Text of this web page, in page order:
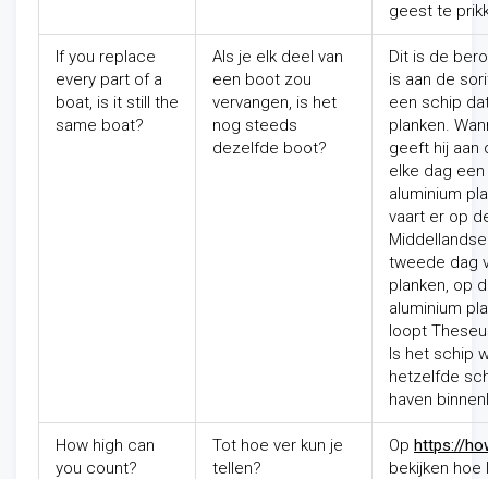
geest te
If you replace
every part of a
boat, is it still the
same boat?
Als je elk deel van
een boot zou
vervangen, is het
nog steeds
dezelfde boot?
Dit is de
is aan de
een schip
planken.
geeft hij aan
elke dag
aluminium
vaart er op
tweede dag
planken, op
aluminium
loopt
Is het schip
hetzelfde
haven
How high can
you count?
Tot hoe ver kun je
tellen?
Op https://
bekijken hoe